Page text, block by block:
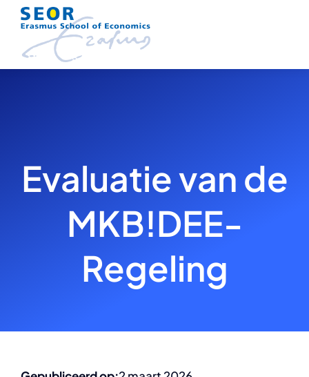
Skip
content
Evaluatie van de
MKB!DEE-
Regeling